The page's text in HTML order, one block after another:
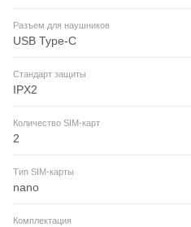
Разъем для наушников
USB Type-C
Стандарт защиты
IPX2
Количество SIM-карт
2
Тип SIM-карты
nano
Комплектация